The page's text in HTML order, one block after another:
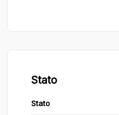
Stato
Stato